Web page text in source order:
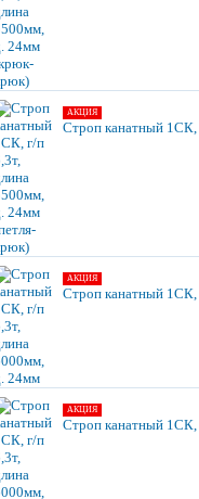
АКЦИЯ
Строп канатный 1СК,
АКЦИЯ
Строп канатный 1СК,
АКЦИЯ
Строп канатный